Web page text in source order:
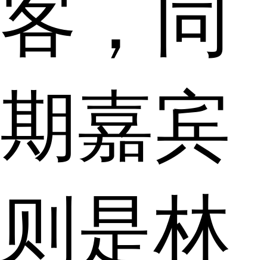
客，同
期嘉宾
则是林